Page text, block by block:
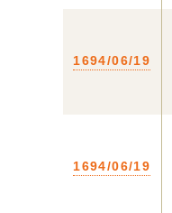
1694/06/19
1694/06/19